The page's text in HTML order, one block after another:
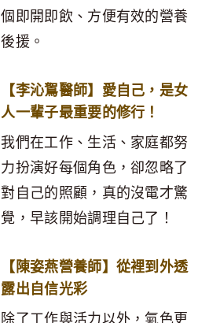
個即開即飲、方便有效的營養
後援。
【李沁鴽醫師】愛自己，是女
人一輩子最重要的修行！
我們在工作、生活、家庭都努
力扮演好每個角色，卻忽略了
對自己的照顧，真的沒電才驚
覺，早該開始調理自己了！
【陳姿燕營養師】從裡到外透
露出自信光彩
除了工作與活力以外，氣色更